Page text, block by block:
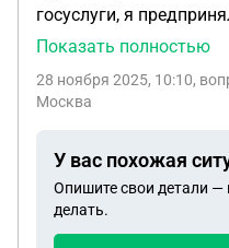
госуслуги, я
поменяла пароли на
замену паспорта,
мошенниками моих
Показать полностью
28 ноября 2025, 10:10,
Москва
У вас похожая
Опишите свои детали —
делать.